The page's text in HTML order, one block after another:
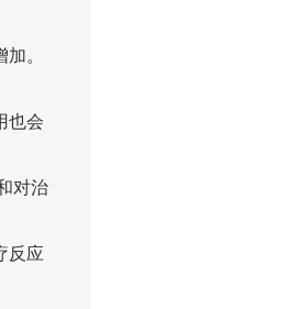
。
也会
对治
反应